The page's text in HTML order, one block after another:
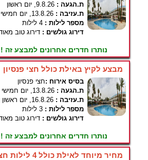
ת.הגעה : 9.8.26, יום ראשון
ת.עזיבה : 13.8.26, יום חמישי
מספר לילות : 4 לילות
דירוג גולשים : דירוג טוב
נותרו חדרים אחרונים למבצע זה !
מבצע לקיץ באילת כולל חצי פנסיון
בסיס אירוח :חצי פנסיון
ת.הגעה : 13.8.26, יום חמישי
ת.עזיבה : 16.8.26, יום ראשון
מספר לילות : 3 לילות
דירוג גולשים : דירוג טוב
נותרו חדרים אחרונים למבצע זה !
מחיר מיוחד לאילת כולל 4 לילות חצי פנסיון